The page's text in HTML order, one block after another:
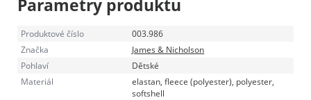
Parametry produktu
Produktové číslo
003.986
Značka
James & Nicholson
Pohlaví
Dětské
Materiál
elastan, fleece (polyester), polyester,
softshell